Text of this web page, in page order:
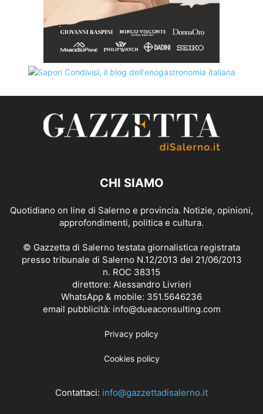
CHI SIAMO
Quotidiano on line di Salerno e provincia. Notizie, opinioni,
approfondimenti, politica e cultura.
© Gazzetta di Salerno testata giornalistica registrata
presso tribunale di Salerno N.12/2013 del 21/06/2013
n. ROC 38315
direttore: Alessandro Livrieri
WhatsApp & mobile: 351.5646236
email pubblicità: info@dueaconsulting.com
Privacy policy
Cookies policy
Contattaci: info@gazzettadisalerno.it